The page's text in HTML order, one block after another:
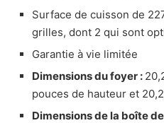
Surface de cuisson de
grilles, dont 2 qui sont
Garantie à vie limitée
Dimensions du foyer :
pouces de hauteur et
Dimensions de la boîte